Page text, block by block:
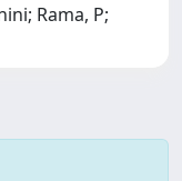
Rama, P;